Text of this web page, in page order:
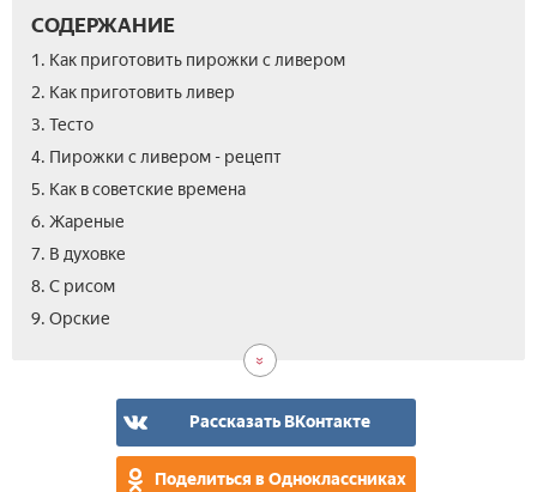
СОДЕРЖАНИЕ
1. Как приготовить пирожки с ливером
2. Как приготовить ливер
3. Тесто
4. Пирожки с ливером - рецепт
5. Как в советские времена
6. Жареные
7. В духовке
8. С рисом
9. Орские­
Рассказать ВКонтакте
Поделиться в Одноклассниках